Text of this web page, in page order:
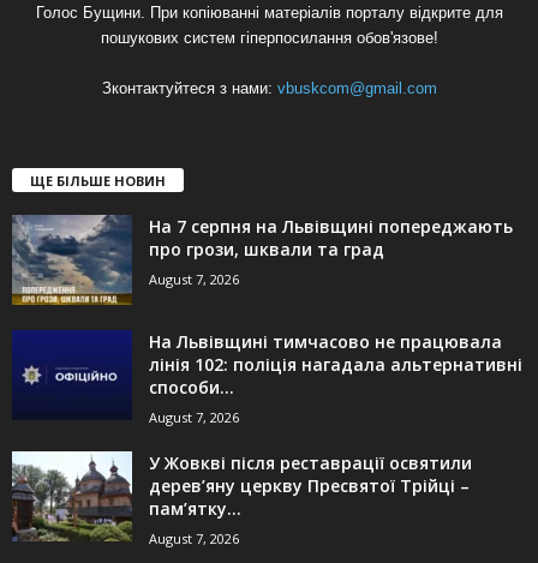
Голос Бущини. При копіюванні матеріалів порталу відкрите для
пошукових систем гіперпосилання обов'язове!
Зконтактуйтеся з нами: vbuskcom@gmail.com
ЩЕ БІЛЬШЕ НОВИН
На 7 серпня на Львівщині попереджають
про грози, шквали та град
August 7, 2026
На Львівщині тимчасово не працювала
лінія 102: поліція нагадала альтернативні
способи...
August 7, 2026
У Жовкві після реставрації освятили
дерев’яну церкву Пресвятої Трійці –
пам’ятку...
August 7, 2026